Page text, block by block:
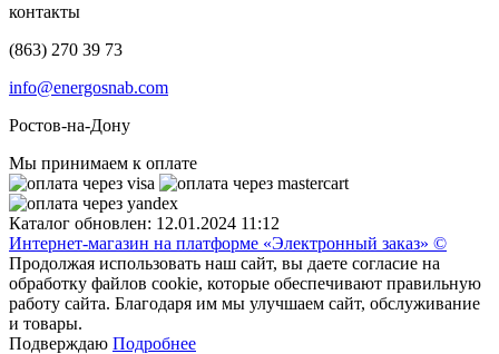
контакты
(863) 270 39 73
info@energosnab.com
Ростов-на-Дону
Мы принимаем к оплате
Каталог обновлен: 12.01.2024 11:12
Интернет-магазин на платформе «Электронный заказ» ©
Продолжая использовать наш сайт, вы даете согласие на
обработку файлов cookie, которые обеспечивают правильную
работу сайта. Благодаря им мы улучшаем сайт, обслуживание
и товары.
Подверждаю Подробнее